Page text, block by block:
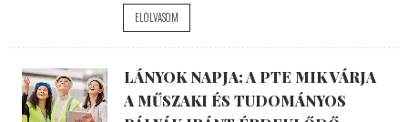
ELOLVASOM
LÁNYOK NAPJA: A PTE MIK VÁRJA
A MŰSZAKI ÉS TUDOMÁNYOS